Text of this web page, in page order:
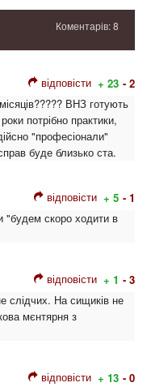
Коментарів: 8
відповісти + 23 - 2
ВНЗ готують
потрібно практики,
"професіонали"
буде близько ста.
відповісти + 5 - 1
"будем скоро ходити в
відповісти + 1 - 3
слідчих. На сищиків не
мєнтярня з
відповісти + 13 - 0